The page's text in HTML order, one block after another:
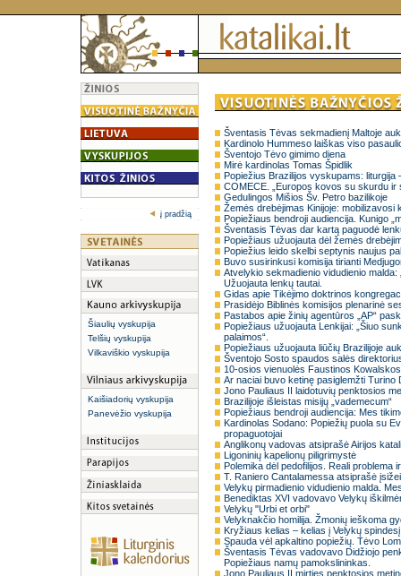
į pradžią
Šiaulių vyskupija
Telšių vyskupija
Vilkaviškio vyskupija
Kaišiadorių vyskupija
Panevėžio vyskupija
Šventasis Tėvas sekmadienį Maltoje
Kardinolo Hummeso laiškas viso
Šventojo Tėvo gimimo diena
Mirė kardinolas Tomas Špidlik
Popiežius Brazilijos vyskupams: liturgija
COMECE. „Europos kovos su skurdu ir
Gedulingos Mišios Šv. Petro bazilikoje
Žemės drebėjimas Kinijoje: mobilizavosi
Popiežiaus bendroji audiencija. Kunigo
Šventasis Tėvas dar kartą paguodė
Popiežiaus užuojauta dėl žemės
Popiežius leido skelbi septynis naujus
Buvo susirinkusi komisija tirianti
Atvelykio sekmadienio vidudienio
Užuojauta lenkų tautai.
Gidas apie Tikėjimo doktrinos
Prasidėjo Biblinės komisijos plenarinė
Pastabos apie žinių agentūros „AP“
Popiežiaus užuojauta Lenkijai: „Šiuo
palaimos“.
Popiežiaus užuojauta liūčių Brazilijoje
Šventojo Sosto spaudos salės
10-osios vienuolės Faustinos
Ar naciai buvo ketinę pasiglemžti Turino
Jono Pauliaus II laidotuvių penktosios
Brazilijoje išleistas misijų „vademecum“
Popiežiaus bendroji audiencija: Mes
Kardinolas Sodano: Popiežių puola su
propaguotojai
Anglikonų vadovas atsiprašė Airijos
Ligoninių kapelionų piligrimystė
Polemika dėl pedofilijos. Reali problema
T. Raniero Cantalamessa atsiprašė
Velykų pirmadienio vidudienio malda.
Benediktas XVI vadovavo Velykų
Velykų "Urbi et orbi"
Velyknakčio homilija. Žmonių ieškoma
Kryžiaus kelias – kelias į Velykų spindesį
Spauda vėl apkaltino popiežių. Tėvo
Šventasis Tėvas vadovavo Didžiojo
Popiežiaus namų pamokslininkas.
Jono Pauliaus II mirties penktosios